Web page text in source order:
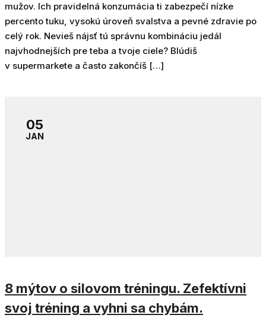
mužov. Ich pravidelná konzumácia ti zabezpečí nízke
percento tuku, vysokú úroveň svalstva a pevné zdravie po
celý rok. Nevieš nájsť tú správnu kombináciu jedál
najvhodnejších pre teba a tvoje ciele? Blúdiš
v supermarkete a často zakončíš […]
05
JAN
8 mýtov o silovom tréningu. Zefektívni
svoj tréning a vyhni sa chybám.